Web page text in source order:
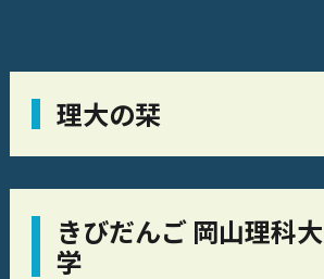
理大の栞
きびだんご 岡山理科大
学